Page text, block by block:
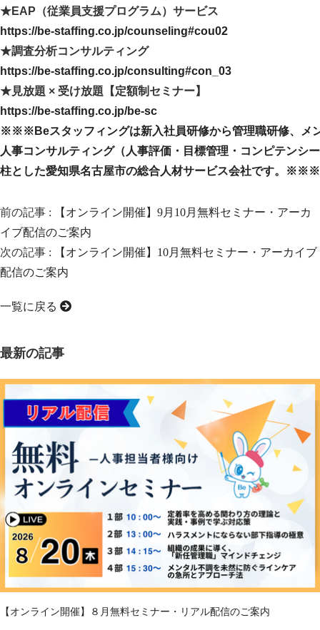
★EAP（従業員支援プログラム）サービス
https://be-staffing.co.jp/counseling#cou02
★調査分析コンサルティング
https://be-staffing.co.jp/consulting#con_03
★見放題 × 受け放題【定額制セミナー】
https://be-staffing.co.jp/be-sc
※※※Beスタッフィングは新入社員研修から管理職研修、メ
人事コンサルティング（人事評価・目標管理・コンピテンシ
柱とした愛知県名古屋市の総合人材サービス会社です。※※※
前の記事 :
【オンライン開催】9月10月無料セミナー・アーカ
イブ配信のご案内
次の記事 :
【オンライン開催】10月無料セミナー・アーカイブ
配信のご案内
一覧に戻る
最新の記事
【オンライン開催】８月無料セミナー・リアル配信のご案内